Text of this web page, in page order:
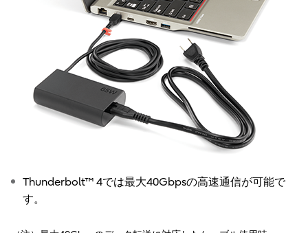
Thunderbolt™ 4では最大40Gbpsの高速通信が可能で
す。